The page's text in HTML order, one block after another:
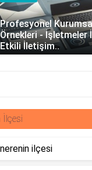
Profesyonel
Örnekleri - İşletmeler
Etkili İletişim..
İlçesi
ilçesi